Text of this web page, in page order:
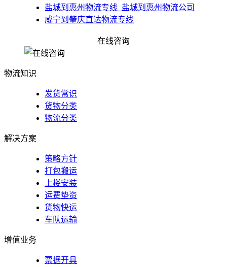
​盐城到惠州物流专线_盐城到惠州物流公司
咸宁到肇庆直达物流专线
佛山到蒙自物流公司_货运公司_蒙自专线
在线咨询
物流知识
发货常识
货物分类
物流分类
解决方案
策略方针
打包搬运
上楼安装
运费垫资
货物快运
车队运输
增值业务
票据开具